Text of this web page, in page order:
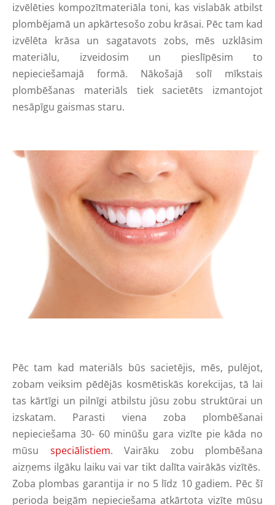
izvēlēties kompozītmateriāla toni, kas vislabāk atbilst
plombējamā un apkārtesošo zobu krāsai. Pēc tam kad
izvēlēta krāsa un sagatavots zobs, mēs uzklāsim
materiālu, izveidosim un pieslīpēsim to
nepieciešamajā formā. Nākošajā solī mīkstais
plombēšanas materiāls tiek sacietēts izmantojot
nesāpīgu gaismas staru.
Pēc tam kad materiāls būs sacietējis, mēs, pulējot,
zobam veiksim pēdējās kosmētiskās korekcijas, tā lai
tas kārtīgi un pilnīgi atbilstu jūsu zobu struktūrai un
izskatam. Parasti viena zoba plombēšanai
nepieciešama 30- 60 minūšu gara vizīte pie kāda no
mūsu speciālistiem. Vairāku zobu plombēšana
aizņems ilgāku laiku vai var tikt dalīta vairākās vizītēs.
Zoba plombas garantija ir no 5 līdz 10 gadiem. Pēc šī
perioda beigām nepieciešama atkārtota vizīte mūsu